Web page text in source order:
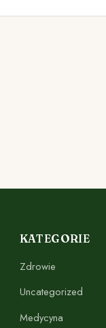
KATEGORIE
Zdrowie
Uncategorized
Medycyna